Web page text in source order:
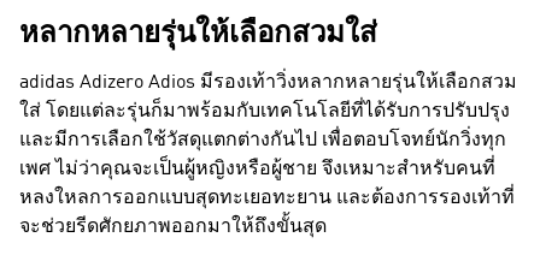
หลากหลายรุ่นให้เลือกสวมใส่
adidas Adizero Adios มีรองเท้าวิ่งหลากหลายรุ่นให้เลือกสวม
ใส่ โดยแต่ละรุ่นก็มาพร้อมกับเทคโนโลยีที่ได้รับการปรับปรุง
และมีการเลือกใช้วัสดุแตกต่างกันไป เพื่อตอบโจทย์นักวิ่งทุก
เพศ ไม่ว่าคุณจะเป็นผู้หญิงหรือผู้ชาย จึงเหมาะสำหรับคนที่
หลงใหลการออกแบบสุดทะเยอทะยาน และต้องการรองเท้าที่
จะช่วยรีดศักยภาพออกมาให้ถึงขั้นสุด